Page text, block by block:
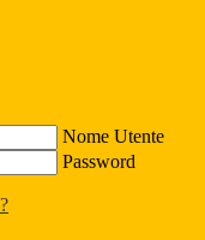
Nome Utente
Password